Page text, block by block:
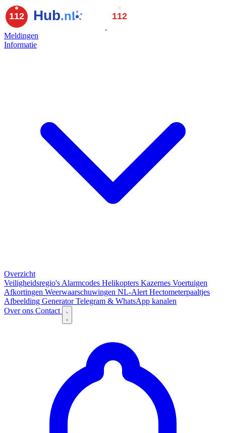
Meldingen
Informatie
Overzicht
Veiligheidsregio's Alarmcodes Helikopters Kazernes Voertuigen
Afkortingen Weerwaarschuwingen NL-Alert Hectometerpaaltjes
Afbeelding GeneratorTelegram & WhatsApp kanalen
Over ons Contact